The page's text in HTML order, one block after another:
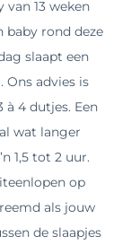
van 13 weken
baby rond deze
slaapt een
Ons advies is
à 4 dutjes. Een
wat langer
1,5 tot 2 uur.
op
als jouw
de slaapjes